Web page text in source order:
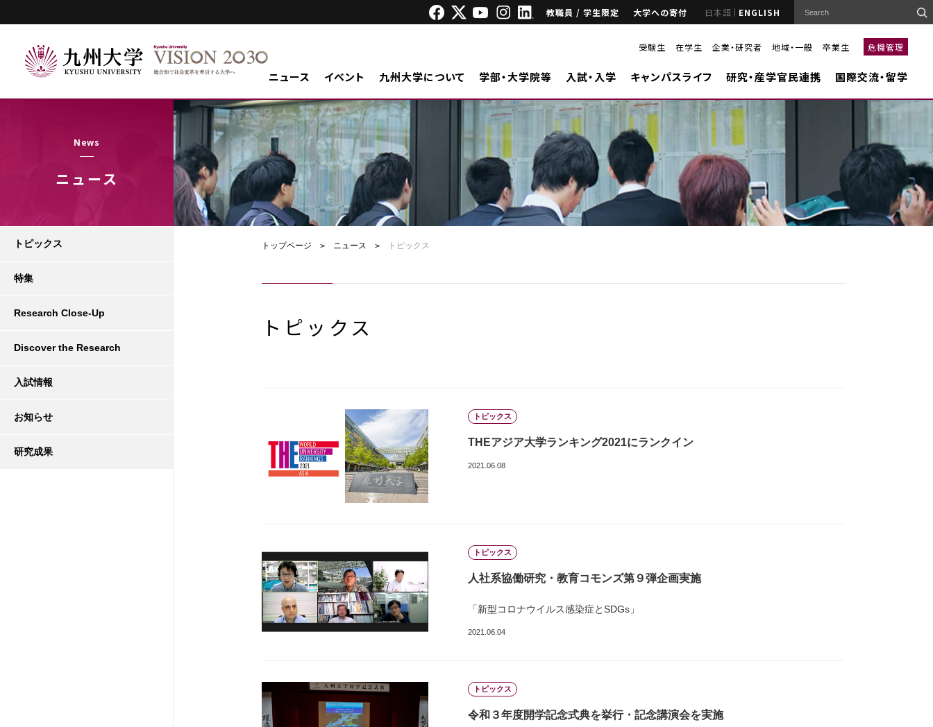
教職員 / 学生限定 大学への寄付 日本語 ENGLISH
受験生 在学生 企業・研究者 地域・一般 卒業生 危機管理
ニュース イベント 九州大学について 学部・大学院等 入試・入学 キャンパスライフ 研究・産学官民連携 国際交流・留学
News
ニュース
トップページ ニュース トピックス
トピックス
トピックス
THEアジア大学ランキング2021にランクイン
2021.06.08
トピックス
人社系協働研究・教育コモンズ第９弾企画実施
「新型コロナウイルス感染症とSDGs」
2021.06.04
トピックス
令和３年度開学記念式典を挙行・記念講演会を実施
トピックス
特集
Research Close-Up
Discover the Research
入試情報
お知らせ
研究成果